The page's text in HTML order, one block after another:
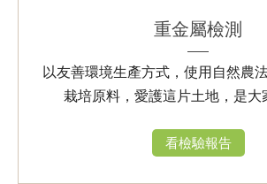
重金屬檢測
以友善環境生產方式，使用自然農
栽培原料，愛護這片土地，是大
看檢驗報告